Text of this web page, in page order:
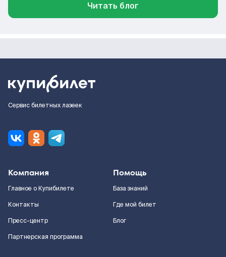
Читать блог
Сервис билетных лазеек
Компания
Главное о Купибилете
Контакты
Пресс-центр
Партнерская программа
Помощь
База знаний
Где мой билет
Блог